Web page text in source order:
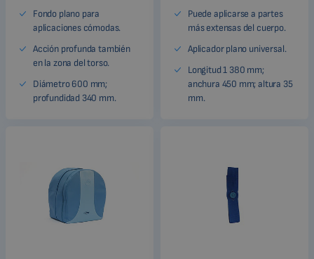
Fondo plano para
aplicaciones cómodas.
Acción profunda también
en la zona del torso.
Diámetro 600 mm;
profundidad 340 mm.
Puede aplicarse a partes
más extensas del cuerpo.
Aplicador plano universal.
Longitud 1 380 mm;
anchura 450 mm; altura 35
mm.